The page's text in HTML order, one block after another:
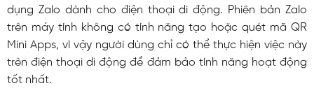
dụng Zalo dành cho điện thoại di động. Phiên bản Zalo
trên máy tính không có tính năng tạo hoặc quét mã QR
Mini Apps, vì vậy người dùng chỉ có thể thực hiện việc này
trên điện thoại di động để đảm bảo tính năng hoạt động
tốt nhất.